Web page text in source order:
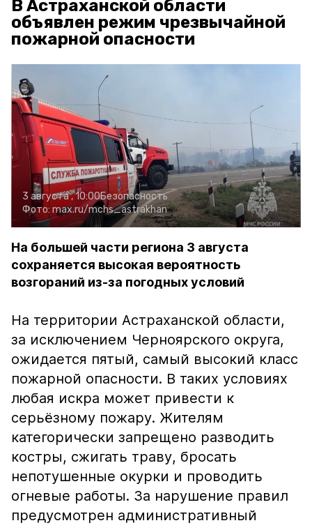
В Астраханской области
объявлен режим чрезвычайной
пожарной опасности
3 августа , 10:00Безопасность
Фото: max.ru/mchs_astrakhan
На большей части региона 3 августа
сохраняется высокая вероятность
возгораний из-за погодных условий
На территории Астраханской области,
за исключением Черноярского округа,
ожидается пятый, самый высокий класс
пожарной опасности. В таких условиях
любая искра может привести к
серьёзному пожару. Жителям
категорически запрещено разводить
костры, сжигать траву, бросать
непотушенные окурки и проводить
огневые работы. За нарушение правил
предусмотрен административный